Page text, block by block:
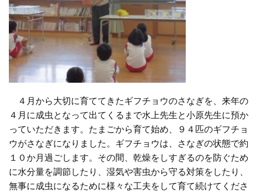
４月から大切に育ててきたギフチョウのさなぎを、来年の
４月に成虫となって出てくるまで水上先生と小原先生に預か
っていただきます。たまごから育て始め、９４匹のギフチョ
ウがさなぎになりました。ギフチョウは、さなぎの状態で約
１０か月過ごします。その間、乾燥をしすぎるのを防ぐため
に水分量を調節したり、湿気や害虫から守る対策をしたり、
無事に成虫になるために様々な工夫をして育て続けてくださ